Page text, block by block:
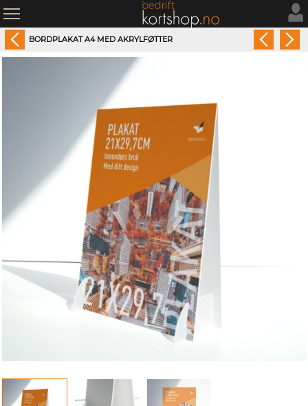
BORDPLAKAT A4 MED AKRYLFØTTER